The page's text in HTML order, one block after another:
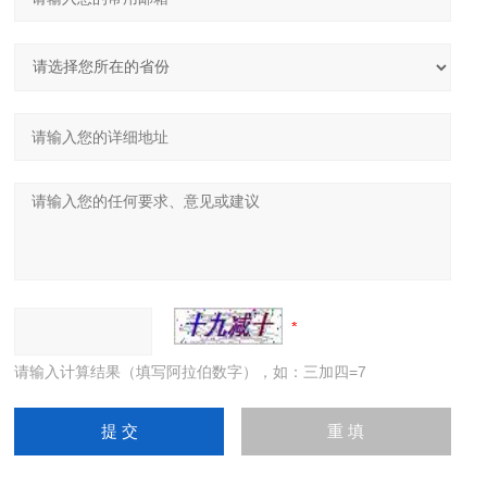
请输入计算结果（填写阿拉伯数字），如：三加四=7